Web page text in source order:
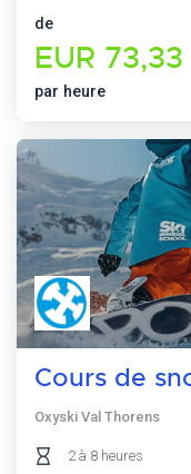
de
EUR 73,33
par heure
Cours de
Oxyski Val Thorens
2 à 8 heures